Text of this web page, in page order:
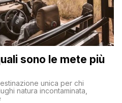
sono le mete più
unica per chi
natura incontaminata,